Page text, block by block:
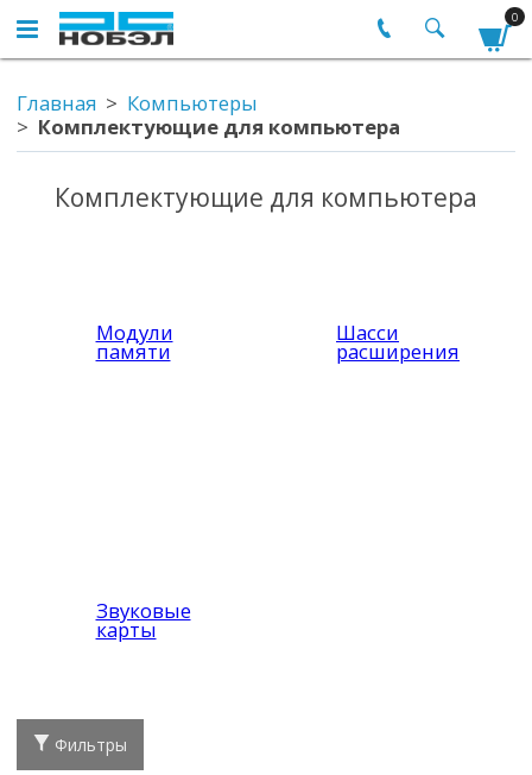
0
Главная
Компьютеры
Комплектующие для компьютера
Комплектующие для компьютера
Модули
памяти
Шасси
расширения
Звуковые
карты
Фильтры